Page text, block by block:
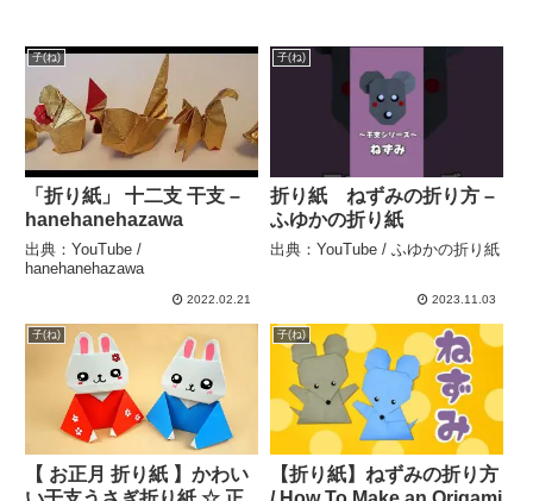
子(ね)
「折り紙」 十二支 干支 –
hanehanehazawa
出典：YouTube /
hanehanehazawa
2022.02.21
子(ね)
折り紙 ねずみの折り方 –
ふゆかの折り紙
出典：YouTube / ふゆかの折り紙
2023.11.03
子(ね)
【 お正月 折り紙 】かわい
子(ね)
【折り紙】ねずみの折り方